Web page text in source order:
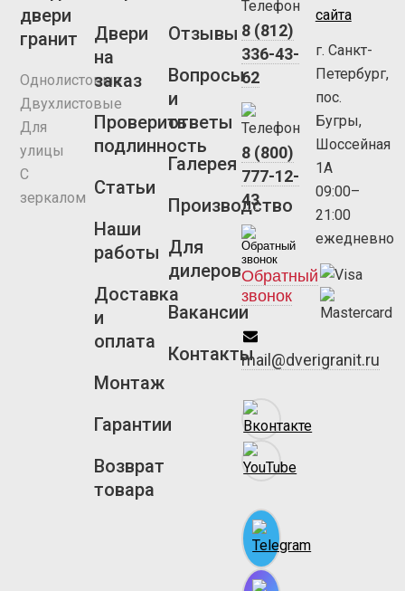
двери
гранит
Однолистовые
Двухлистовые
Для
улицы
С
зеркалом
Двери
на
заказ
Проверить
подлинность
Статьи
Наши
работы
Доставка
и
оплата
Монтаж
Гарантии
Возврат
товара
Отзывы
Вопросы
и
ответы
Галерея
Производство
Для
дилеров
Вакансии
Контакты
8 (812)
336-43-
62
8 (800)
777-12-
43
Обратный
звонок
mail@dverigranit.ru
сайта
г. Санкт-
Петербург,
пос.
Бугры,
Шоссейная
1А
09:00–
21:00
ежедневно